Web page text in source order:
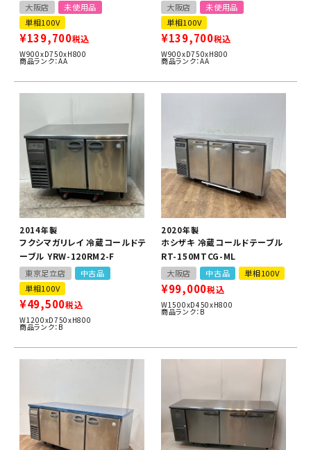
大阪店
未使用品
単相100V
¥139,700税込
W900xD750xH800
商品ランク：AA
大阪店
未使用品
単相100V
¥139,700税込
W900xD750xH800
商品ランク：AA
2014年製
フクシマガリレイ 冷蔵コールドテ
ーブル YRW-120RM2-F
東京足立店
中古品
単相100V
¥49,500税込
W1200xD750xH800
商品ランク：B
2020年製
ホシザキ 冷蔵コールドテーブル
RT-150MTCG-ML
大阪店 中古品 単相100V
¥99,000税込
W1500xD450xH800
商品ランク：B